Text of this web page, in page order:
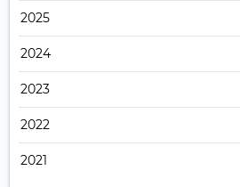
2025
2024
2023
2022
2021